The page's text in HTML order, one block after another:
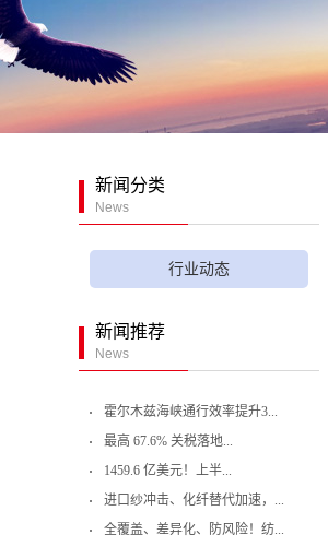
新闻分类
News
行业动态
新闻推荐
News
霍尔木兹海峡通行效率提升3...
最高 67.6% 关税落地...
1459.6 亿美元！上半...
进口纱冲击、化纤替代加速，...
全覆盖、差异化、防风险！纺...